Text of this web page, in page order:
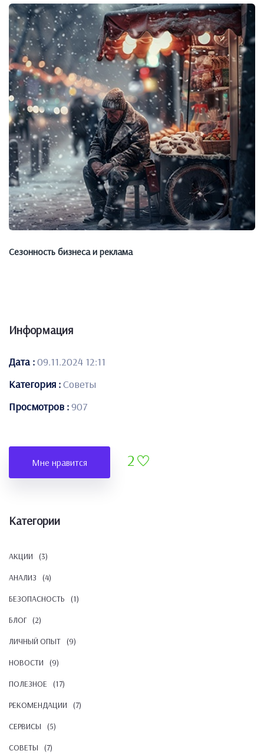
Сезонность бизнеса и реклама
Информация
Дата :09.11.2024 12:11
Категория :Советы
Просмотров :907
Мне нравится 2
Категории
АКЦИИ
(3)
АНАЛИЗ
(4)
БЕЗОПАСНОСТЬ
(1)
БЛОГ
(2)
ЛИЧНЫЙ ОПЫТ
(9)
НОВОСТИ
(9)
ПОЛЕЗНОЕ
(17)
РЕКОМЕНДАЦИИ
(7)
СЕРВИСЫ
(5)
СОВЕТЫ
(7)